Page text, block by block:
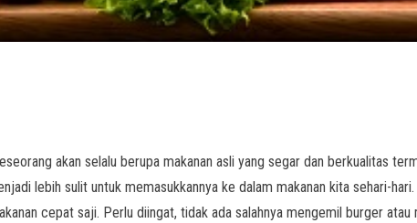
akan selalu berupa makanan asli yang segar dan berkualitas
lebih sulit untuk memasukkannya ke dalam makanan kita sehari-
cepat saji. Perlu diingat, tidak ada salahnya mengemil burger atau